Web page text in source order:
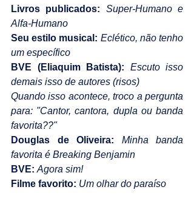
Livros publicados:
Super-Humano e
Alfa-Humano
Seu estilo musical: Eclético, não tenho
um específico
BVE (Eliaquim Batista): Escuto isso
demais isso de autores (risos)
Quando isso acontece, troco a pergunta
para: "Cantor, cantora, dupla ou banda
favorita??"
Douglas de Oliveira:
Minha banda
favorita é Breaking Benjamin
BVE: Agora sim!
Filme favorito: Um olhar do paraíso